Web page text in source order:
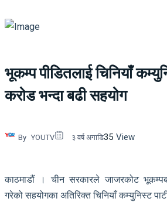
भूकम्प पीडितलाई चिनियाँ
करोड भन्दा बढी सहयोग
By YOUTV ३ वर्ष अगाडि35 View
काठमाडौं । चीन सरकारले जाजरकोट
गरेको सहयोगका अतिरिक्त चिनियाँ कम्युनिस्ट